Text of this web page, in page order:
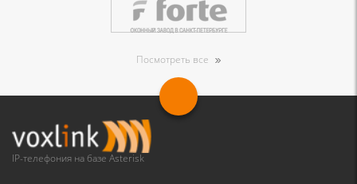
Посмотреть все
IP-телефония на базе Asterisk